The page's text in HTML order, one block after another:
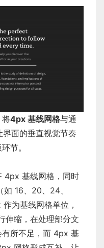
将4px 基线网格与通
面的垂直视觉节奏
节。
4px 基线网格，同时
16、20、24、
为基线网格单位，
伸缩，在处理部分文
所不足，而 4px 基